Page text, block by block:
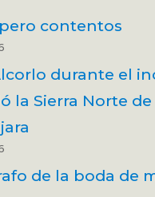
contentos
durante el
la Sierra Norte de
de la boda de